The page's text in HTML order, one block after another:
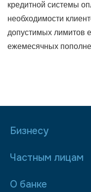
кредитной системы
необходимости
допустимых лимитов
ежемесячных
Бизнесу
Частным лицам
О банке